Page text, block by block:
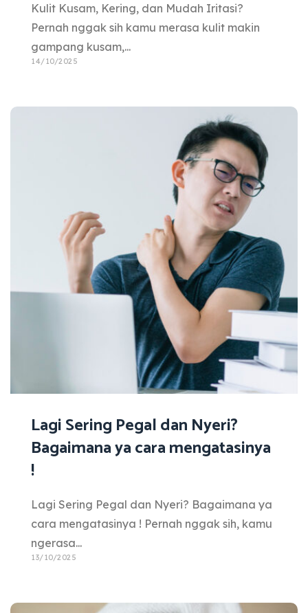
Kulit Kusam, Kering, dan Mudah Iritasi?
Pernah nggak sih kamu merasa kulit makin
gampang kusam,...
14/10/2025
Lagi Sering Pegal dan Nyeri?
Bagaimana ya cara mengatasinya
!
Lagi Sering Pegal dan Nyeri? Bagaimana ya
cara mengatasinya ! Pernah nggak sih, kamu
ngerasa...
13/10/2025